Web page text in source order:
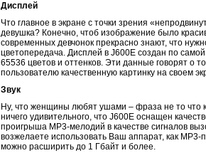
Дисплей
Что главное в экране с точки зрения
девушка? Конечно, чтоб изображение было
современных девчонок прекрасно знают, что
цветопередача. Дисплей в J600E создан по
65536 цветов и оттенков. Эти данные говорят о
пользователю качественную картинку на своем
Звук
Ну, что женщины любят ушами – фраза не то что
ничего удивительного, что J600E оснащен
проигрыша МР3-мелодий в качестве сигналов
возжелаете использовать Ваш аппарат, как
можно расширить до 1 Гбайт и более.